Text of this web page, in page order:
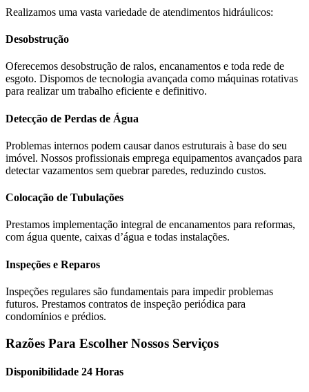
Realizamos uma vasta variedade de atendimentos hidráulicos:
Desobstrução
Oferecemos desobstrução de ralos, encanamentos e toda rede de
esgoto. Dispomos de tecnologia avançada como máquinas rotativas
para realizar um trabalho eficiente e definitivo.
Detecção de Perdas de Água
Problemas internos podem causar danos estruturais à base do seu
imóvel. Nossos profissionais emprega equipamentos avançados para
detectar vazamentos sem quebrar paredes, reduzindo custos.
Colocação de Tubulações
Prestamos implementação integral de encanamentos para reformas,
com água quente, caixas d’água e todas instalações.
Inspeções e Reparos
Inspeções regulares são fundamentais para impedir problemas
futuros. Prestamos contratos de inspeção periódica para
condomínios e prédios.
Razões Para Escolher Nossos Serviços
Disponibilidade 24 Horas